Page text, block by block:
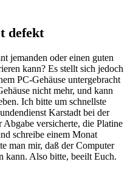
defekt
jemanden oder einen guten
kann? Es stellt sich jedoch
PC-Gehäuse untergebracht
nicht mehr, und kann
Ich bitte um schnellste
Karstadt bei der
versicherte, die Platine
schreibe einem Monat
man mir, daß der Computer
kann. Also bitte, beeilt Euch.